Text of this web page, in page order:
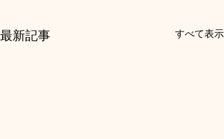
最新記事 すべて表示